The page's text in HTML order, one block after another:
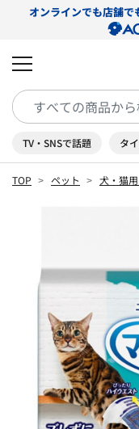
オンラインでも店舗で
TV・SNSで話題 タ
TOP ペット 犬・猫